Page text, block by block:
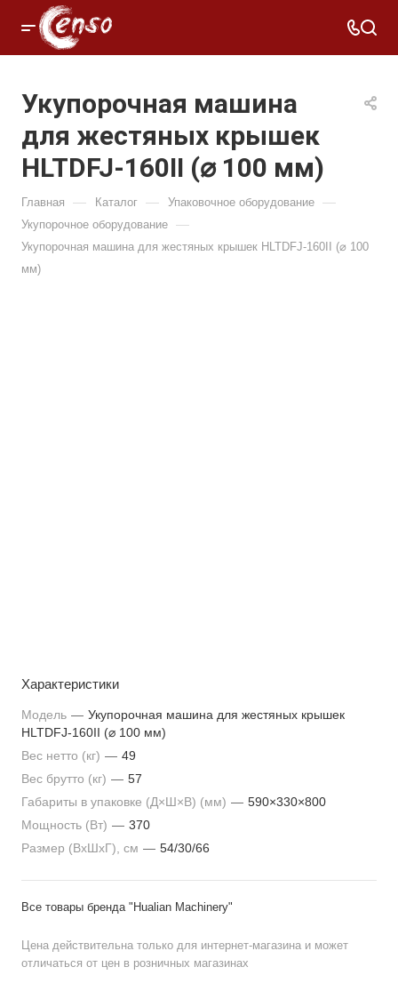
Укупорочная машина
для жестяных крышек
HLTDFJ-160II (⌀ 100 мм)
Главная — Каталог — Упаковочное оборудование —
Укупорочное оборудование —
Укупорочная машина для жестяных крышек HLTDFJ-160II (⌀ 100
мм)
Характеристики
Модель — Укупорочная машина для жестяных крышек
HLTDFJ-160II (⌀ 100 мм)
Вес нетто (кг) — 49
Вес брутто (кг) — 57
Габариты в упаковке (Д×Ш×В) (мм) — 590×330×800
Мощность (Вт) — 370
Размер (ВхШхГ), см — 54/30/66
Все товары бренда "Hualian Machinery"
Цена действительна только для интернет-магазина и может
отличаться от цен в розничных магазинах